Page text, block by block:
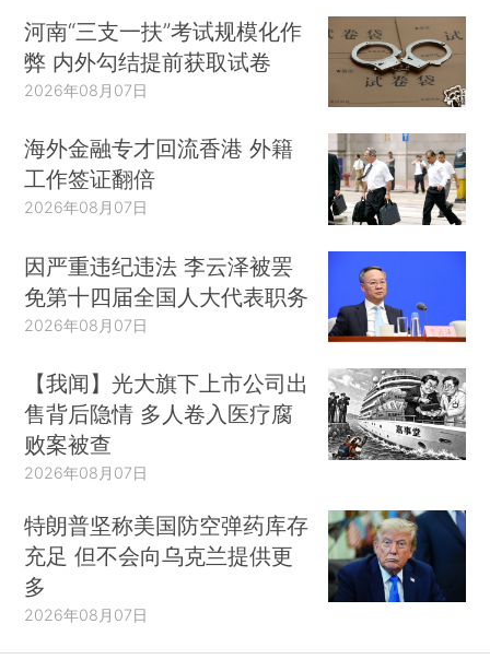
河南“三支一扶”考试规模化作
弊 内外勾结提前获取试卷
2026年08月07日
海外金融专才回流香港 外籍
工作签证翻倍
2026年08月07日
因严重违纪违法 李云泽被罢
免第十四届全国人大代表职务
2026年08月07日
【我闻】光大旗下上市公司出
售背后隐情 多人卷入医疗腐
败案被查
2026年08月07日
特朗普坚称美国防空弹药库存
充足 但不会向乌克兰提供更
多
2026年08月07日